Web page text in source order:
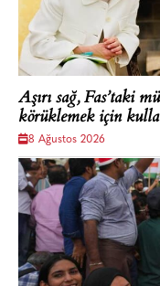
Aşırı sağ, Fas’taki
körüklemek için
8 Ağustos 2026